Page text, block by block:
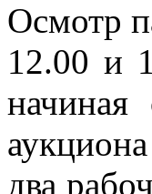
Осмотр
12.00 и
два